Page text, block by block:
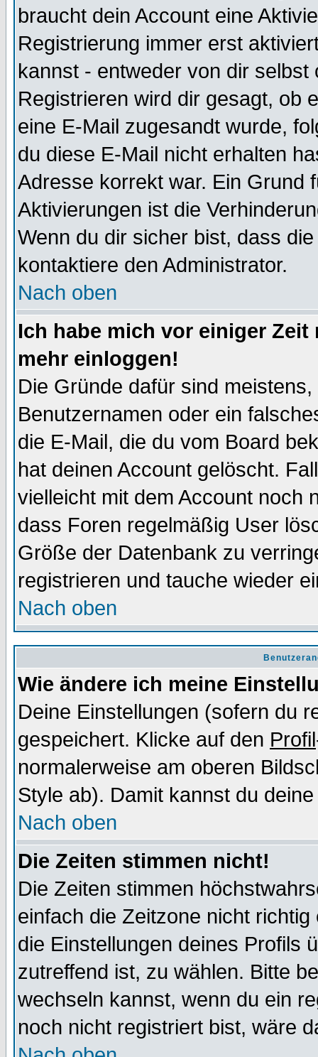
braucht dein Account eine
Registrierung immer erst
kannst - entweder von dir selbst
Registrieren wird dir gesagt, ob
eine E-Mail zugesandt wurde,
du diese E-Mail nicht erhalten
Adresse korrekt war. Ein Grund
Aktivierungen ist die
Wenn du dir sicher bist, dass
kontaktiere den Administrator.
Nach oben
Ich habe mich vor einiger
mehr einloggen!
Die Gründe dafür sind
Benutzernamen oder ein
die E-Mail, die du vom Board
hat deinen Account gelöscht.
vielleicht mit dem Account noch
dass Foren regelmäßig User
Größe der Datenbank zu
registrieren und tauche wieder
Nach oben
Wie ändere ich meine
Deine Einstellungen (sofern du
gespeichert. Klicke auf den Profil
normalerweise am oberen
Style ab). Damit kannst du
Nach oben
Die Zeiten stimmen nicht!
Die Zeiten stimmen
einfach die Zeitzone nicht
die Einstellungen deines Profils
zutreffend ist, zu wählen. Bitte
wechseln kannst, wenn du ein
noch nicht registriert bist, wäre